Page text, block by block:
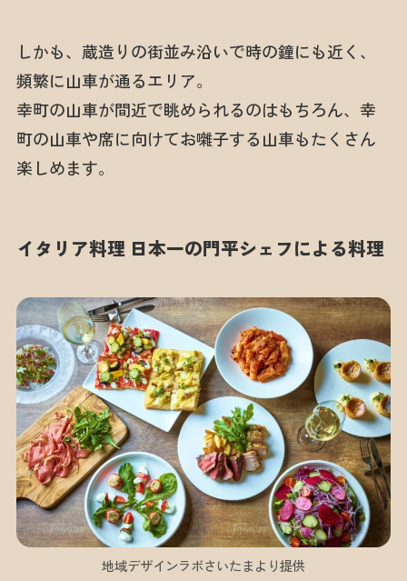
しかも、蔵造りの街並み沿いで時の鐘にも近く、
頻繁に山車が通るエリア。
幸町の山車が間近で眺められるのはもちろん、幸
町の山車や席に向けてお囃子する山車もたくさん
楽しめます。
イタリア料理 日本一の門平シェフによる料理
地域デザインラボさいたまより提供